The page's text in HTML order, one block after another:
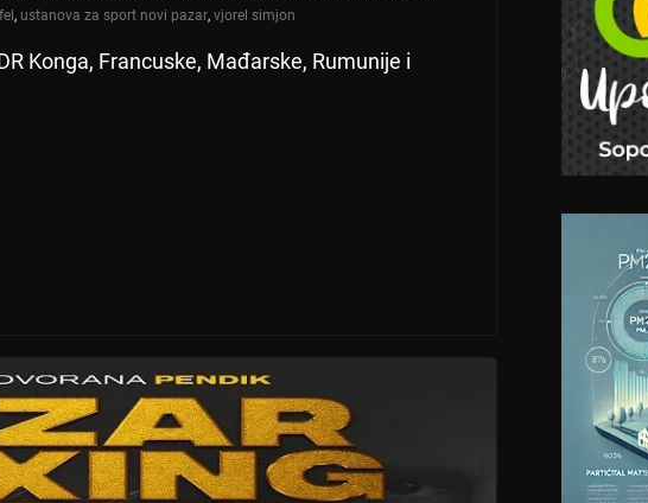
, ustanova za sport novi pazar, vjorel simjon
Konga, Francuske, Mađarske, Rumunije i